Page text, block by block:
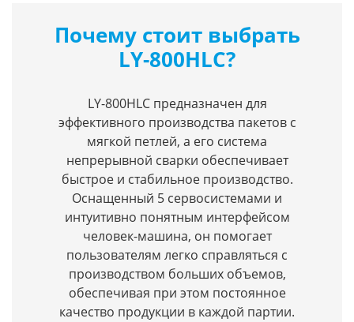
Почему стоит выбрать
LY-800HLC?
LY-800HLC предназначен для
эффективного производства пакетов с
мягкой петлей, а его система
непрерывной сварки обеспечивает
быстрое и стабильное производство.
Оснащенный 5 сервосистемами и
интуитивно понятным интерфейсом
человек-машина, он помогает
пользователям легко справляться с
производством больших объемов,
обеспечивая при этом постоянное
качество продукции в каждой партии.